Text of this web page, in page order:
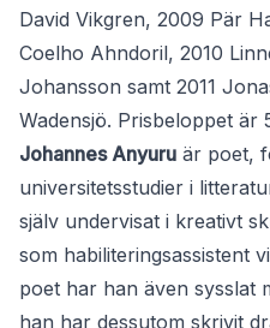
David Vikgren, 2009 Pär
Coelho Ahndoril, 2010
Johansson samt 2011
Wadensjö. Prisbeloppet
Johannes Anyuru är poet,
universitetsstudier i
själv undervisat i kreativt
som habiliteringsassistent
poet har han även sysslat
han har dessutom skrivit